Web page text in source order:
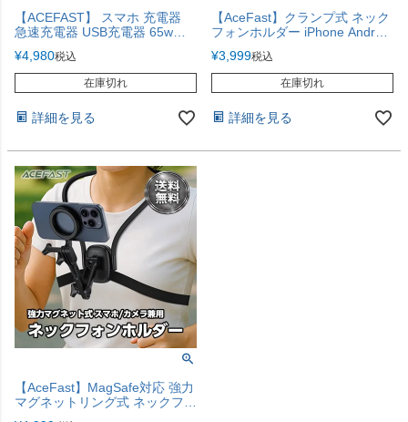
【ACEFAST】 スマホ 充電器
急速充電器 USB充電器 65w
iPhone17 【TypeC TypeA】
¥4,980税込
在庫切れ
詳細を見る
【AceFast】クランプ式 ネック
フォンホルダー iPhone Android
在 多関節アーム エースファス
ト
¥3,999税込
在庫切れ
詳細を見る
【AceFast】MagSafe対応 強力
マグネットリング式 ネックフォ